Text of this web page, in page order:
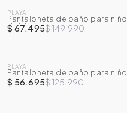
-55%
PLAYA
Pantaloneta de baño para niño
doble faz
$ 67.495$ 149.990
-55%
PLAYA
Pantaloneta de baño para niño
$ 56.695$ 125.990